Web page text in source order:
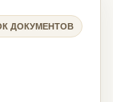
ДОКУМЕНТОВ